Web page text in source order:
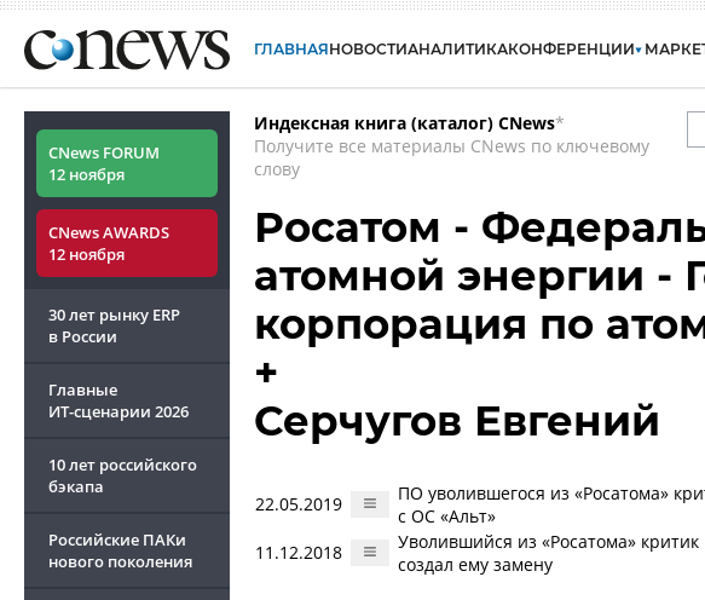
ГЛАВНАЯНОВОСТИАНАЛИТИКАКОНФЕРЕНЦИИ
CNews FORUM
12 ноября
CNews AWARDS
12 ноября
30 лет рынку ERP
в России
Главные
ИТ-сценарии 2026
10 лет российского
бэкапа
Российские ПАКи
нового поколения
Индексная книга (каталог) CNews*
Получите все материалы CNews по ключевому
слову
Росатом -
атомной энергии -
корпорация по
+
Серчугов Евгений
22.05.2019
ПО уволившегося из «Росатома»
с ОС «Альт»
11.12.2018
Уволившийся из «Росатома»
создал ему замену